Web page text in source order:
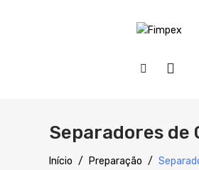
QUEM SOMOS
PRODUTOS
Separadores de
Início / Preparação /